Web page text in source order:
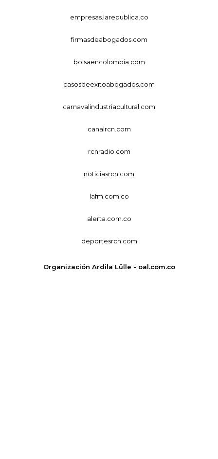
empresas.larepublica.co
firmasdeabogados.com
bolsaencolombia.com
casosdeexitoabogados.com
carnavalindustriacultural.com
canalrcn.com
rcnradio.com
noticiasrcn.com
lafm.com.co
alerta.com.co
deportesrcn.com
Organización Ardila Lülle - oal.com.co